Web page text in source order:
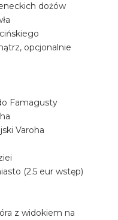
dożów
opcjonalnie
Famagusty
Varoha
(2.5 eur wstęp)
z widokiem na